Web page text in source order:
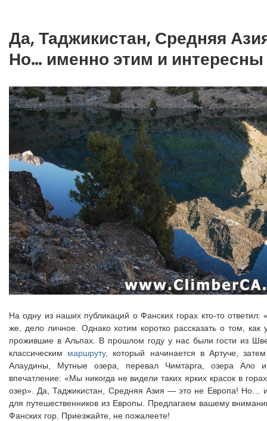
Да, Таджикистан, Средняя
Но… именно этим и интересны
На одну из наших публикаций о Фанских горах кто-то
же, дело личное. Однако хотим коротко рассказать о том,
прожившие в Альпах. В прошлом году у нас были гости из
классическим маршруту, который начинается в Артуче,
Алаудины, Мутные озера, перевал Чимтарга, озера
впечатление: «Мы никогда не видели таких ярких красок в
озер». Да, Таджикистан, Средняя Азия — это не Европа! Но…
для путешественников из Европы. Предлагаем вашему
Фанских гор. Приезжайте, не пожалеете!